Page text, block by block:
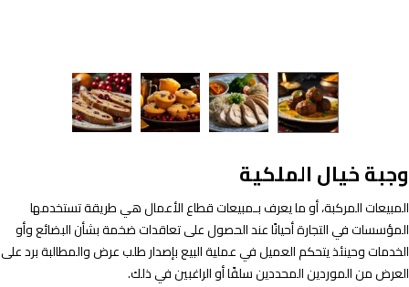
وجبة خيال الملكية
المبيعات المركبة، أو ما يعرف بـمبيعات قطاع الأعمال هي طريقة تستخدمها
المؤسسات في التجارة أحيانًا عند الحصول على تعاقدات ضخمة بشأن البضائع وأو
الخدمات وحينئذ يتحكم العميل في عملية البيع بإصدار طلب عرض والمطالبة برد على
العرض من الموردين المحددين سلفًا أو الراغبين في ذلك.